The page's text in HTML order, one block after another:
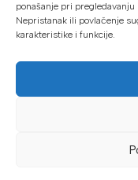
ponašanje pri
Nepristanak ili povlačenje
karakteristike i funkcije.
Kreditnim karticama
Općom uplatnicom,
Gotovinom prilikom
Mikrofin do 18 rata